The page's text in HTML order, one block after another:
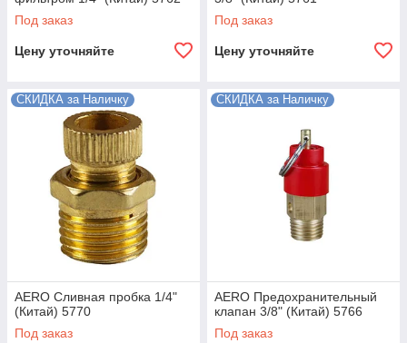
Под заказ
Цену уточняйте
Под заказ
Цену уточняйте
СКИДКА за Наличку
AERO Сливная пробка 1/4"
(Китай) 5770
Под заказ
СКИДКА за Наличку
AERO Предохранительный
клапан 3/8" (Китай) 5766
Под заказ